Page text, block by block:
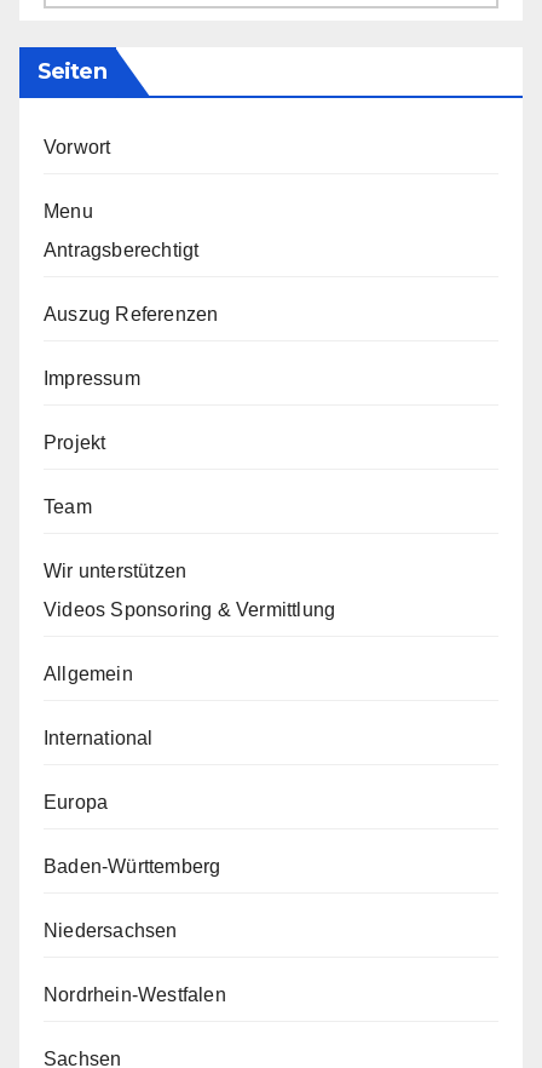
Seiten
Vorwort
Menu
Antragsberechtigt
Auszug Referenzen
Impressum
Projekt
Team
Wir unterstützen
Videos Sponsoring & Vermittlung
Allgemein
International
Europa
Baden-Württemberg
Niedersachsen
Nordrhein-Westfalen
Sachsen